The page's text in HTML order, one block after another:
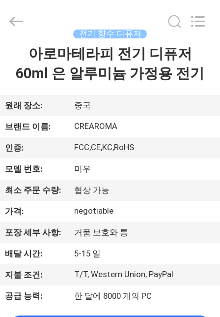
품
동
영
VR
쇼
우
2026
Reserved.
전기 향수 디퓨저
아로마테라피 전기 디퓨저
60ml 은 알루미늄 가정용 전기
원래 장소: 중국
브랜드 이름: CREAROMA
인증: FCC,CE,KC,RoHS
모델 번호: 미우
최소 주문 수량: 협상 가능
가격: negotiable
포장 세부 사항: 거품 보호와 통
배달 시간: 5-15 일
지불 조건: T/T, Western Union, PayPal
공급 능력: 한 달에 8000 개의 PC